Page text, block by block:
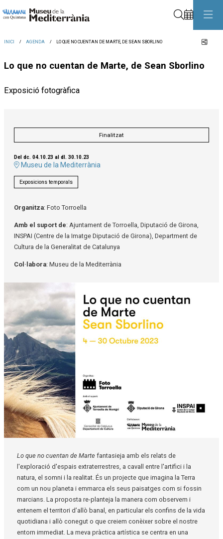
INICI AGENDA LO QUE NO CUENTAN DE MARTE, DE SEAN SBORLINO
Lo que no cuentan de Marte, de Sean Sborlino
Exposició fotogràfica
Finalitzat
Del dc. 04.10.23 al dl. 30.10.23
Museu de la Mediterrània
Exposicions temporals
Organitza: Foto Torroella
Amb el suport de: Ajuntament de Torroella, Diputació de Girona,
INSPAI (Centre de la Imatge Diputació de Girona), Department de
Cultura de la Generalitat de Catalunya
Col·labora: Museu de la Mediterrània
Lo que no cuentan de Marte fantasieja amb els relats de
l'exploració d'espais extraterrestres, a cavall entre l'artifici i la
natura, el somni i la realitat. És un projecte que imagina la Terra
com un nou planeta i emmarca els seus paisatges com si fossin
marcians. La proposta re-planteja la manera com observem i
entenem el territori d’allò banal, en particular els confins de la vida
quotidiana i allò conegut o que creiem conèixer sobre el nostre
entorn immediat. La meva pràctica artística se centra en una